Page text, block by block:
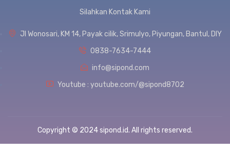
Silahkan Kontak Kami
Jl Wonosari, KM 14, Payak cilik, Srimulyo, Piyungan, Bantul, DIY
0838-7634-7444
info@sipond.com
Youtube : youtube.com/@sipond8702
Copyright © 2024 sipond.id. All rights reserved.